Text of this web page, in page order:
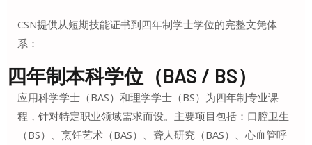
CSN提供从短期技能证书到四年制学士学位的完整文凭体
系 ：
四年制本科学位（BAS / BS）
应用科学学士（BAS）和理学学士（BS）为四年制专业课
程，针对特定职业领域需求而设。主要项目包括：口腔卫生
（BS）、烹饪艺术（BAS）、聋人研究（BAS）、心血管呼